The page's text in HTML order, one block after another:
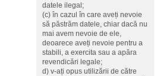
datele ilegal;
(c) în cazul în care aveți nevoie
să păstrăm datele, chiar dacă nu
mai avem nevoie de ele,
deoarece aveți nevoie pentru a
stabili, a exercita sau a apăra
revendicări legale;
d) v-ați opus utilizării de către